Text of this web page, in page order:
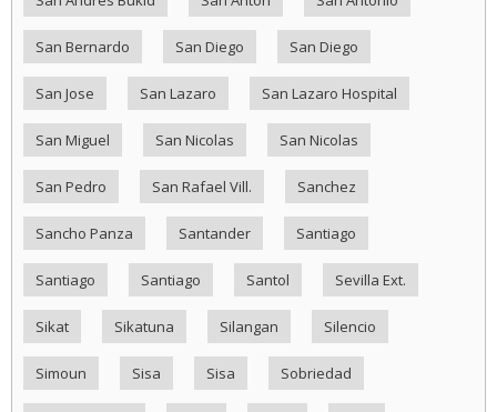
San Bernardo San Diego San Diego
San Jose San Lazaro San Lazaro Hospital
San Miguel San Nicolas San Nicolas
San Pedro San Rafael Vill. Sanchez
Sancho Panza Santander Santiago
Santiago Santiago Santol Sevilla Ext.
Sikat Sikatuna Silangan Silencio
Simoun Sisa Sisa Sobriedad